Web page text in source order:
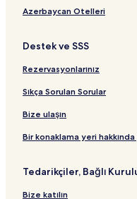
Azerbaycan Otelleri
Destek ve SSS
Rezervasyonlarınız
Sıkça Sorulan Sorular
Bize ulaşın
Bir konaklama yeri
Tedarikçiler, Bağlı
Bize katılın